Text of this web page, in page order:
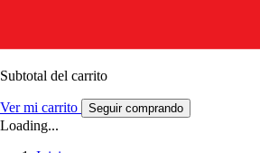
Subtotal del carrito
Ver mi carrito Seguir comprando
Loading...